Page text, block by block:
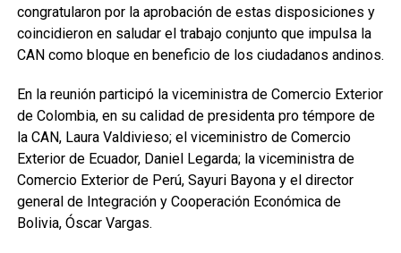
congratularon por la aprobación de estas disposiciones y
coincidieron en saludar el trabajo conjunto que impulsa la
CAN como bloque en beneficio de los ciudadanos andinos.
En la reunión participó la viceministra de Comercio Exterior
de Colombia, en su calidad de presidenta pro témpore de
la CAN, Laura Valdivieso; el viceministro de Comercio
Exterior de Ecuador, Daniel Legarda; la viceministra de
Comercio Exterior de Perú, Sayuri Bayona y el director
general de Integración y Cooperación Económica de
Bolivia, Óscar Vargas.